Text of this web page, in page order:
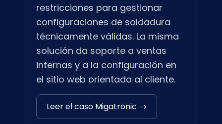
restricciones para gestionar
configuraciones de soldadura
técnicamente válidas. La misma
solución da soporte a ventas
internas y a la configuración en
el sitio web orientada al cliente.
Leer el caso Migatronic →